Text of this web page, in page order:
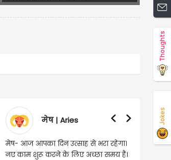
मेष | Aries
दिन उत्साह से भरा रहेगा।
करने के लिए अच्छा समय है।
वृषभ |
वृष- आज का दिन इस
लिए शुभ रहने वाला है।
Thoughts
Jokes